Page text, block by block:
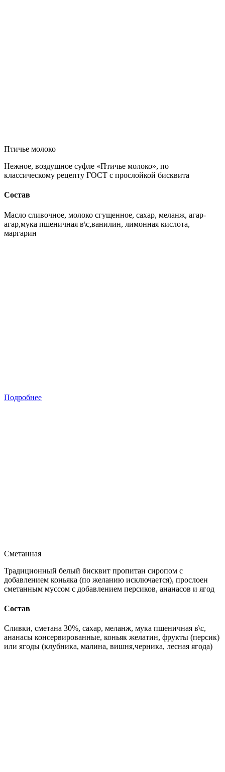
Птичье молоко
Нежное, воздушное суфле «Птичье молоко», по
классическому рецепту ГОСТ с прослойкой бисквита
Состав
Масло сливочное, молоко сгущенное, сахар, меланж, агар-
агар,мука пшеничная в\с,ванилин, лимонная кислота,
маргарин
Подробнее
Сметанная
Традиционный белый бисквит пропитан сиропом с
добавлением коньяка (по желанию исключается), прослоен
сметанным муссом с добавлением персиков, ананасов и ягод
Состав
Сливки, сметана 30%, сахар, меланж, мука пшеничная в\с,
ананасы консервированные, коньяк желатин, фрукты (персик)
или ягоды (клубника, малина, вишня,черника, лесная ягода)